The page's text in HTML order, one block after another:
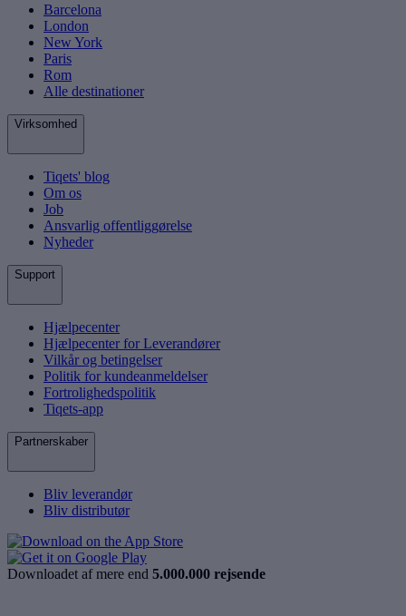
Barcelona
London
New York
Paris
Rom
Alle destinationer
Virksomhed
Tiqets' blog
Om os
Job
Ansvarlig offentliggørelse
Nyheder
Support
Hjælpecenter
Hjælpecenter for Leverandører
Vilkår og betingelser
Politik for kundeanmeldelser
Fortrolighedspolitik
Tiqets-app
Partnerskaber
Bliv leverandør
Bliv distributør
Downloadet af mere end 5.000.000 rejsende